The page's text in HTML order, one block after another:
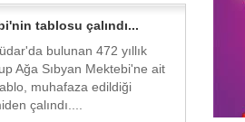
tablosu çalındı...
bulunan 472 yıllık
Ağa Sıbyan Mektebi'ne ait
muhafaza edildiği
çalındı....